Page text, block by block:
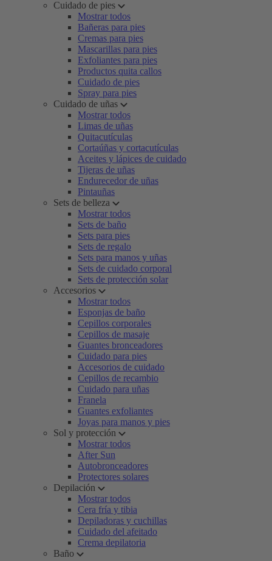
Cuidado de pies
Mostrar todos
Bañeras para pies
Cremas para pies
Mascarillas para pies
Exfoliantes para pies
Productos quita callos
Cuidado de pies
Spray para pies
Cuidado de uñas
Mostrar todos
Limas de uñas
Quitacutículas
Cortaúñas y cortacutículas
Aceites y lápices de cuidado
Tijeras de uñas
Endurecedor de uñas
Pintauñas
Sets de belleza
Mostrar todos
Sets de baño
Sets para pies
Sets de regalo
Sets para manos y uñas
Sets de cuidado corporal
Sets de protección solar
Accesorios
Mostrar todos
Esponjas de baño
Cepillos corporales
Cepillos de masaje
Guantes bronceadores
Cuidado para pies
Accesorios de cuidado
Cepillos de recambio
Cuidado para uñas
Franela
Guantes exfoliantes
Joyas para manos y pies
Sol y protección
Mostrar todos
After Sun
Autobronceadores
Protectores solares
Depilación
Mostrar todos
Cera fría y tibia
Depiladoras y cuchillas
Cuidado del afeitado
Crema depilatoria
Baño